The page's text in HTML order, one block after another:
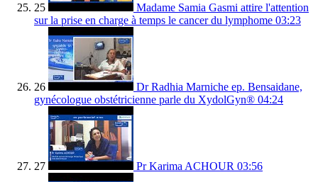
25
Madame Samia Gasmi attire l'attention
sur la prise en charge à temps le cancer du lymphome 03:23
26
Dr Radhia Marniche ep. Bensaidane,
gynécologue obstétricienne parle du XydolGyn® 04:24
27 Pr Karima ACHOUR 03:56